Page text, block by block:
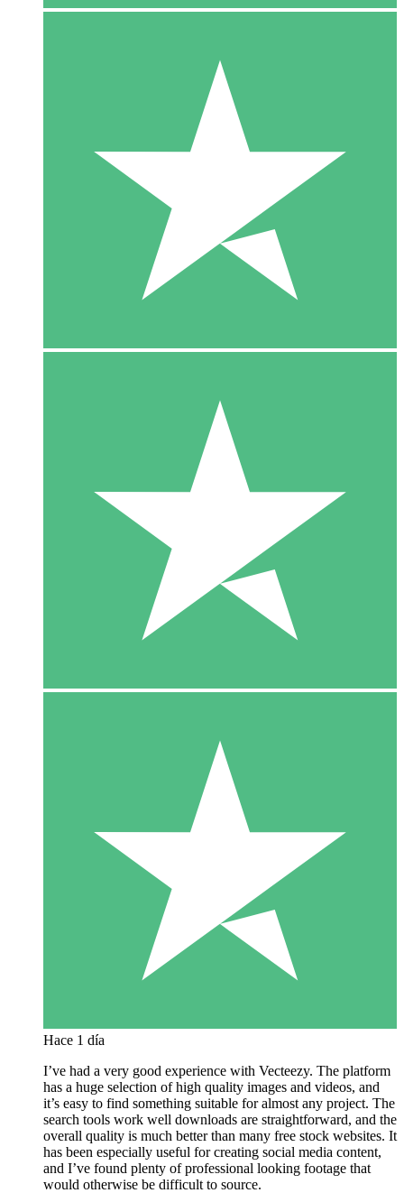
Hace 1 día
I’ve had a very good experience with Vecteezy. The platform
has a huge selection of high quality images and videos, and
it’s easy to find something suitable for almost any project. The
search tools work well downloads are straightforward, and the
overall quality is much better than many free stock websites. It
has been especially useful for creating social media content,
and I’ve found plenty of professional looking footage that
would otherwise be difficult to source.